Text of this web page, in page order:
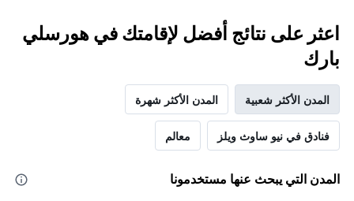
اعثر على نتائج أفضل لإقامتك في هورسلي
بارك
المدن الأكثر شعبية المدن الأكثر شهرة
فنادق في نيو ساوث ويلز معالم
المدن التي يبحث عنها مستخدمونا